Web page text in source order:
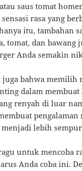
saus tomat
rasa yang
itu, tambahan
tomat, dan bawang
Anda semakin
juga bahwa memilih
dalam
renyah di luar
pengalaman
lebih
untuk mencoba
Anda coba ini.